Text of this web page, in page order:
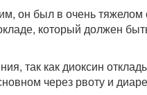
он был в очень
который должен
так как диоксин
через рвоту и